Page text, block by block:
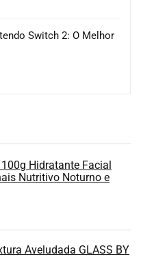
Switch 2: O Melhor
Hidratante Facial
Nutritivo Noturno e
Aveludada GLASS BY